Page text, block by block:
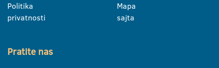
Politika
privatnosti
Mapa
sajta
Pratite nas